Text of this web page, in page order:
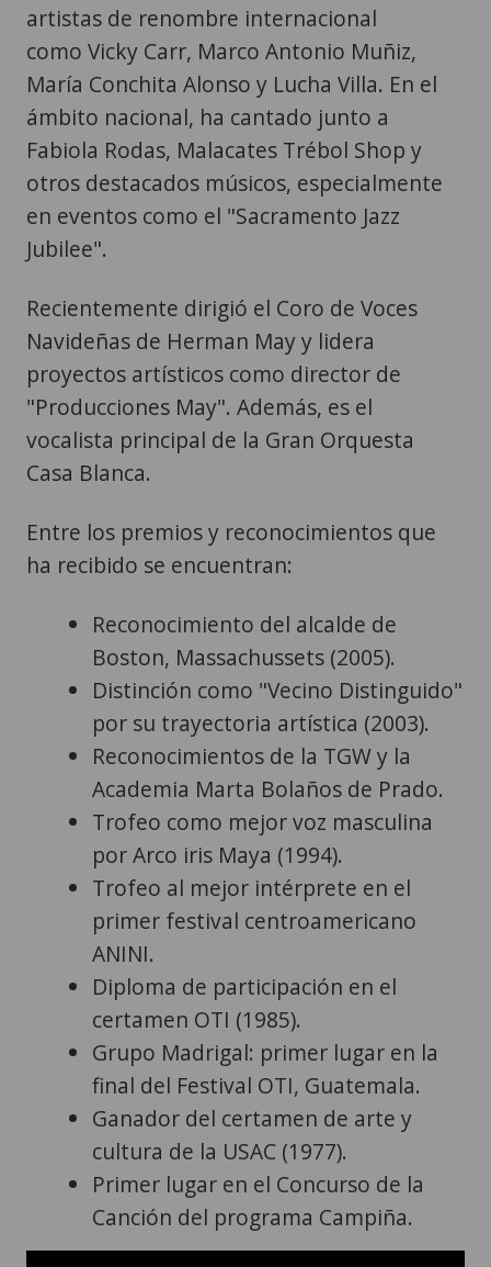
artistas de renombre internacional
como Vicky Carr, Marco Antonio Muñiz,
María Conchita Alonso y Lucha Villa. En el
ámbito nacional, ha cantado junto a
Fabiola Rodas, Malacates Trébol Shop y
otros destacados músicos, especialmente
en eventos como el "Sacramento Jazz
Jubilee".
Recientemente dirigió el Coro de Voces
Navideñas de Herman May y lidera
proyectos artísticos como director de
"Producciones May". Además, es el
vocalista principal de la Gran Orquesta
Casa Blanca.
Entre los premios y reconocimientos que
ha recibido se encuentran:
Reconocimiento del alcalde de
Boston, Massachussets (2005).
Distinción como "Vecino Distinguido"
por su trayectoria artística (2003).
Reconocimientos de la TGW y la
Academia Marta Bolaños de Prado.
Trofeo como mejor voz masculina
por Arco iris Maya (1994).
Trofeo al mejor intérprete en el
primer festival centroamericano
ANINI.
Diploma de participación en el
certamen OTI (1985).
Grupo Madrigal: primer lugar en la
final del Festival OTI, Guatemala.
Ganador del certamen de arte y
cultura de la USAC (1977).
Primer lugar en el Concurso de la
Canción del programa Campiña.